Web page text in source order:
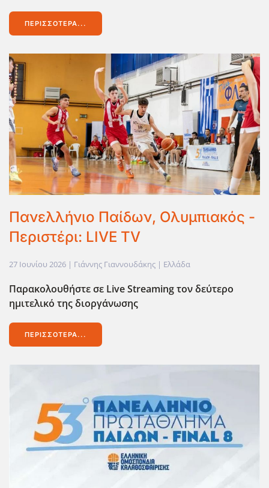
ΠΕΡΙΣΣΌΤΕΡΑ...
Πανελλήνιο Παίδων, Ολυμπιακός -
Περιστέρι: LIVE TV
27 Ιουνίου 2026 | Γιάννης Γιαννουδάκης | Ελλάδα
Παρακολουθήστε σε Live Streaming τον δεύτερο
ημιτελικό της διοργάνωσης
ΠΕΡΙΣΣΌΤΕΡΑ...